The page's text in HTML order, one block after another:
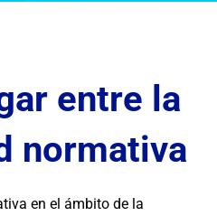
entre la
normativa
en el ámbito de la